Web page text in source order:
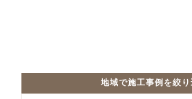
地域で施工事例を絞り